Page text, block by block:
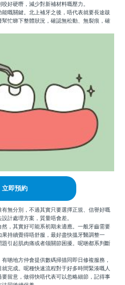
好硬嘢，減少對新補材料嘅壓力。
嘅關鍵。北上補牙之後，唔代表就要長途跋
忙睇下整體狀況，確認無松動、無裂痕，確
立即預約
無分別，不過其實只要選擇正規、信譽好嘅
計處理方案，質量唔會差。
，其實好可能系初期未適應。一般牙齒需要
持續覺得唔舒服，最好盡快搵牙醫調整一
引起肌肉痛或者颌關節困擾。呢啲都系判斷
地方仲會提供數碼掃描同即日修複服務，
完成。呢種快速流程對于好多時間緊湊嘅人
留意，做得快唔代表可以忽略細節，記得事